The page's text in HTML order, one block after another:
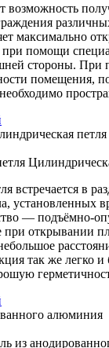
возможность
максимально
при помощи
стороны. При
помещения,
петля
встречается в
установленных
— подъёмно-
при открывании
так же легко
алюминия